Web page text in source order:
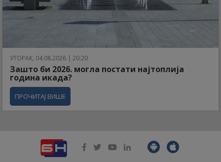
УТОРАК, 04.08.2026 | 20:20
Зашто би 2026. могла постати најтоплија
година икада?
ПРОЧИТАЈ ВИШЕ